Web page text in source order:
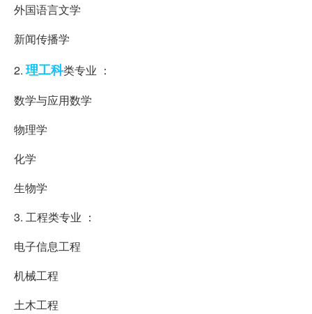
外国语言文学
新闻传播学
2. 理工科类专业 ：
数学与应用数学
物理学
化学
生物学
3. 工程类专业 ：
电子信息工程
机械工程
土木工程